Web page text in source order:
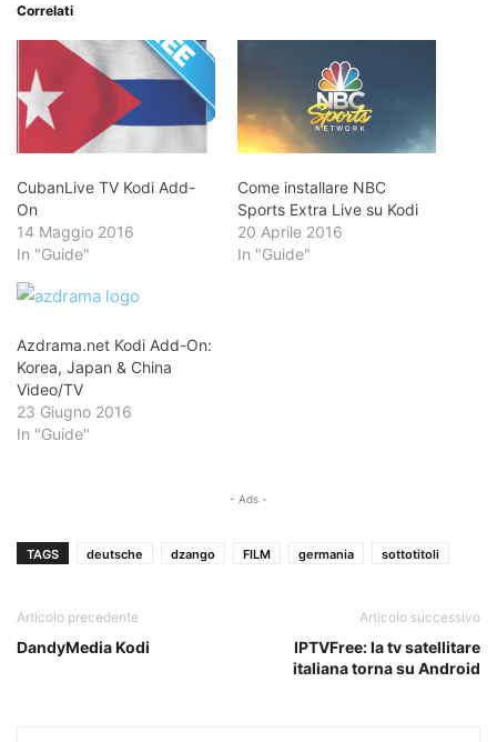
Correlati
CubanLive TV Kodi Add-
On
14 Maggio 2016
In "Guide"
Come installare NBC
Sports Extra Live su Kodi
20 Aprile 2016
In "Guide"
Azdrama.net Kodi Add-On:
Korea, Japan & China
Video/TV
23 Giugno 2016
In "Guide"
- Ads -
TAGS deutsche dzango FILM germania sottotitoli
Articolo precedente
DandyMedia Kodi
Articolo successivo
IPTVFree: la tv satellitare
italiana torna su Android